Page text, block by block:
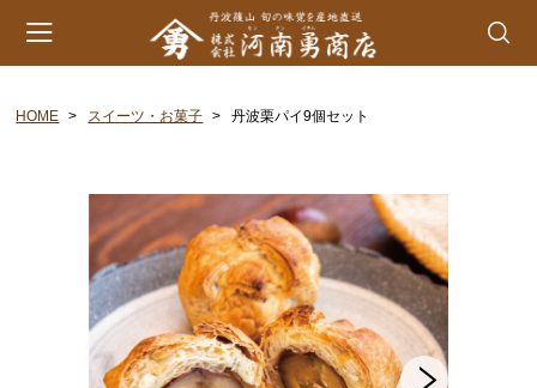
丹波山の芋
生とろろ | 味とろろ
丹波おこわ
HOME スイーツ・お菓子 丹波栗パイ9個セット